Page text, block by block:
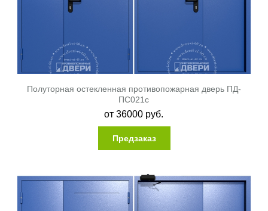
Полуторная остекленная противопожарная дверь ПД-
ПС021c
от36000 руб.
Предзаказ